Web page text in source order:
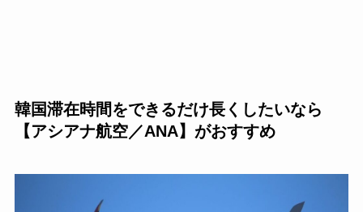
韓国滞在時間をできるだけ長くしたいなら
【アシアナ航空／ANA】がおすすめ